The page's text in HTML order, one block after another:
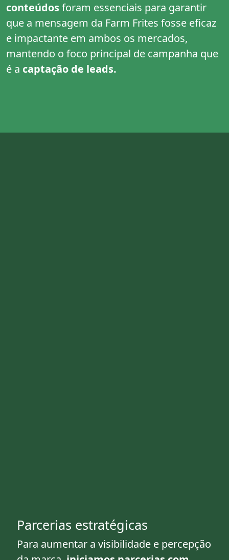
conteúdosforam essenciais para garantir
que a mensagem da Farm Frites fosse eficaz
e impactante em ambos os mercados,
mantendo o foco principal de campanha que
é a captação de leads.
Parcerias estratégicas
Para aumentar a visibilidade e percepção